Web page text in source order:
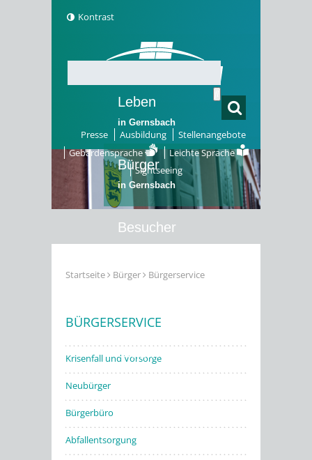
Kontrast
Presse Ausbildung
Stellenangebote
Gebärdensprache
Leichte Sprache
Sightseeing
Leben
in Gernsbach
Bürger
in Gernsbach
Besucher
Stadtwerke
Startseite Bürger Bürgerservice
BÜRGERSERVICE
Krisenfall und Vorsorge
Neubürger
Bürgerbüro
Abfallentsorgung